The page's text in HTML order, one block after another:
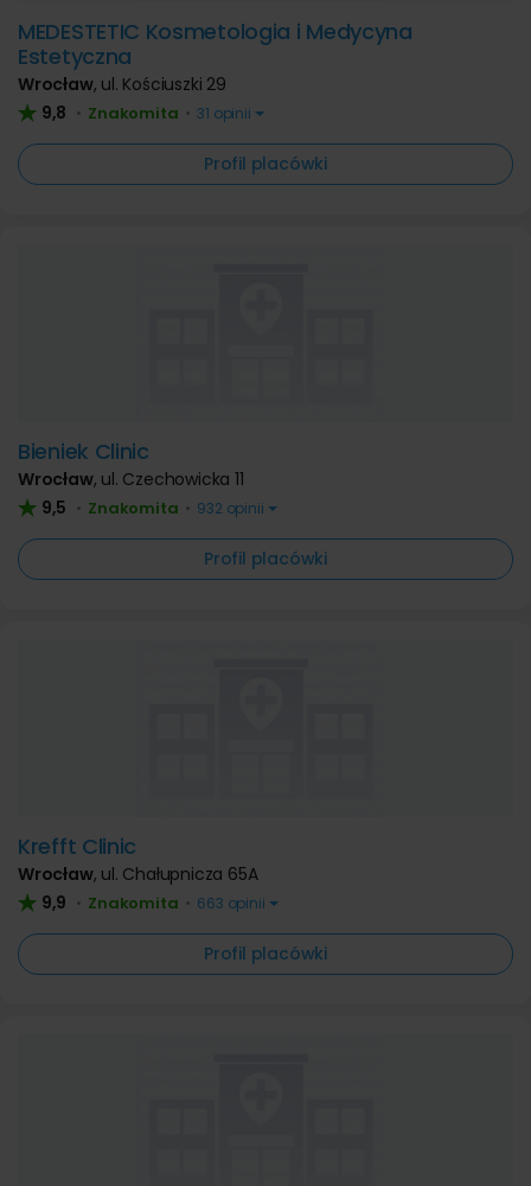
MEDESTETIC Kosmetologia i Medycyna
Estetyczna
Wrocław, ul. Kościuszki 29
9,8 • Znakomita • 31 opinii
Profil placówki
Bieniek Clinic
Wrocław, ul. Czechowicka 11
9,5 • Znakomita • 932 opinii
Profil placówki
Krefft Clinic
Wrocław, ul. Chałupnicza 65A
9,9 • Znakomita • 663 opinii
Profil placówki